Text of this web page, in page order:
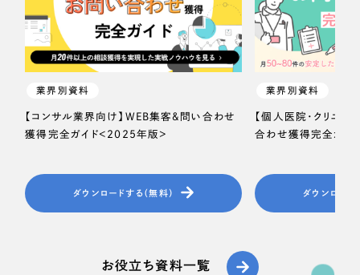
業界別資料
【コンサル業界向け】WEB集客＆問い合わせ
獲得完全ガイド＜2025年版＞
ダウンロードする（無料）
業界別資料
【個人医院・クリニッ
合わせ獲得完全ガイ
ダウンロード
お役立ち資料一覧